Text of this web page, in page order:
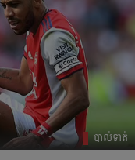
បាល់ទាត់